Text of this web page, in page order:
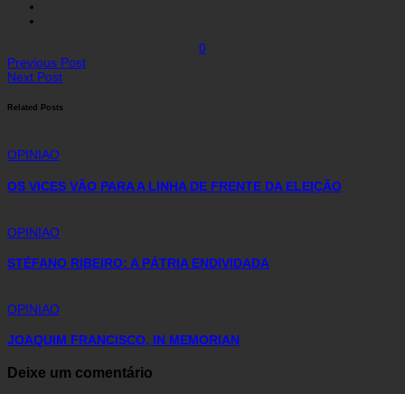
0
Previous Post
Next Post
Related Posts
OPINIAO
OS VICES VÃO PARA A LINHA DE FRENTE DA ELEIÇÃO
OPINIAO
STÉFANO RIBEIRO: A PÁTRIA ENDIVIDADA
OPINIAO
JOAQUIM FRANCISCO, IN MEMORIAN
Deixe um comentário